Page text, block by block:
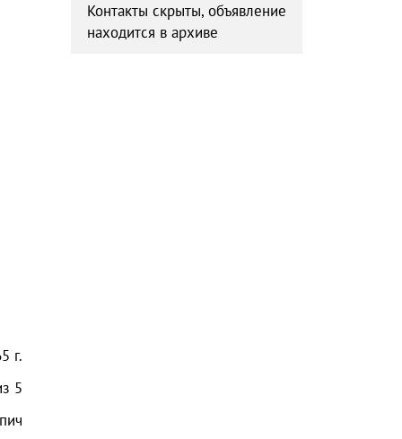
г.
5
Контакты скрыты, объявление
находится в архиве